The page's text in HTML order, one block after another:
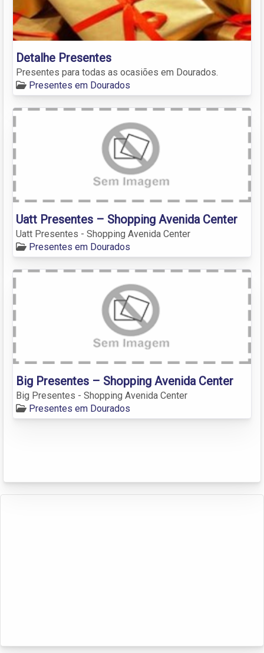
Detalhe Presentes
Presentes para todas as ocasiões em Dourados.
Presentes em Dourados
Uatt Presentes – Shopping Avenida Center
Uatt Presentes - Shopping Avenida Center
Presentes em Dourados
Big Presentes – Shopping Avenida Center
Big Presentes - Shopping Avenida Center
Presentes em Dourados